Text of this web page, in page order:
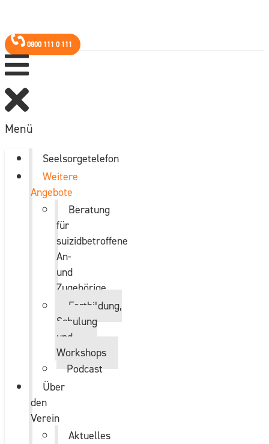
0800 111 0 111
Menü
Seelsorgetelefon
Weitere
Angebote
Beratung
für
suizidbetroffene
An-
und
Zugehörige
Fortbildung,
Schulung
und
Workshops
Podcast
Über
den
Verein
Aktuelles